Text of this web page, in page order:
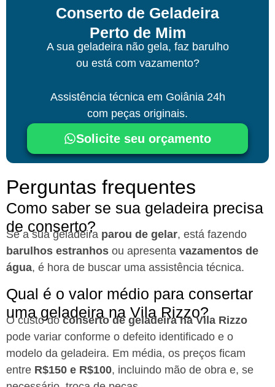
Conserto de Geladeira
Perto de Mim
A sua geladeira não gela, faz barulho
ou está com vazamento?
Assistência técnica em Goiânia24h
com peças originais.
Solicite seu orçamento
Perguntas frequentes
Como saber se sua geladeira precisa
de conserto?
Se a sua geladeira parou de gelar, está fazendo
barulhos estranhos ou apresenta vazamentos de
água, é hora de buscar uma assistência técnica.
Qual é o valor médio para consertar
uma geladeira na Vila Rizzo?
O custo doconserto de geladeira na Vila Rizzo
pode variar conforme o defeito identificado e o
modelo da geladeira. Em média, os preços ficam
entre R$150 e R$100, incluindo mão de obra e, se